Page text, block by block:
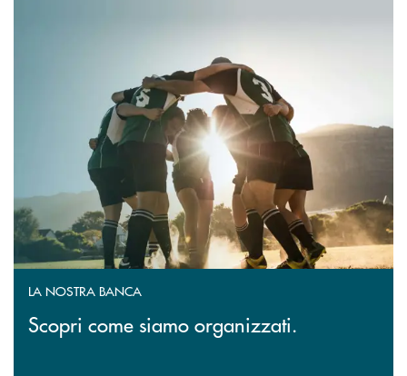
LA NOSTRA BANCA
Scopri come siamo organizzati.